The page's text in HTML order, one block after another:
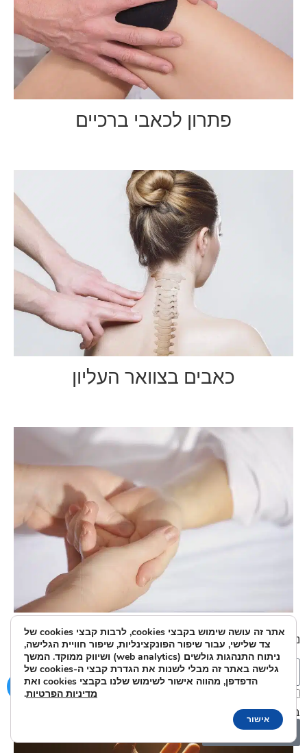
פתרון לכאבי ברכיים
כאבים בצוואר העליון
כאבים בכף היד
נשמח לענות על כל שאלה או בקשה:
אני מאשר/ת את מסירת הפרטים מרצוני החופשי והשימוש
בהם כדי ליצור איתי קשר ואת
שלח
אתר זה עושה שימוש בקבצי cookies, לרבות קבצי cookies של
צד שלישי, עבור שיפור הפונקצינליות, שיפור חוויית הגלישה,
ניתוח התנהגות גולשים (web analytics) ושיווק ממוקד. המשך
גלישה באתר זה מבלי לשנות את הגדרת קבצי ה-cookies של
הדפדפן, מהווה אישור לשימוש שלנו בקבצי cookies ואת
מדיניות הפרטיות.
אישור